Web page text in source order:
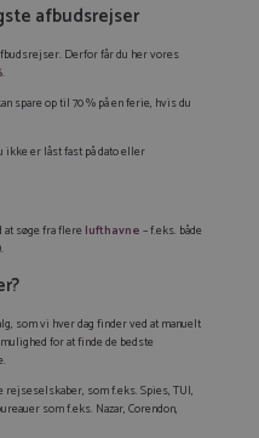
afbudsrejser
Derfor får du her vores
.
spare op til 70 % på en ferie, hvis du
ikke er låst fast på dato eller
at søge fra flerelufthavne– f.eks. både
som vi hver dag finder ved at manuelt
for at finde de bedste
som f.eks. Spies, TUI,
som f.eks. Nazar, Corendon,